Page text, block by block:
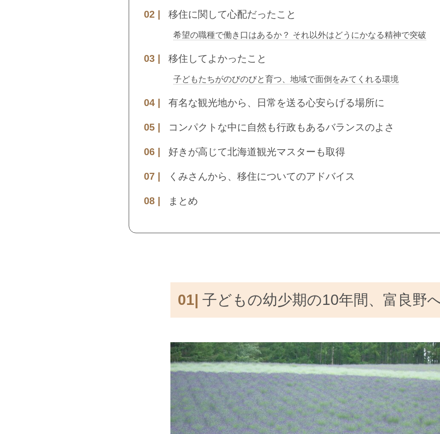
移住に関して心配だったこと
希望の職種で働き口はあるか？ それ以外はどうにかなる精神で突破
移住してよかったこと
子どもたちがのびのびと育つ、地域で面倒をみてくれる環境
有名な観光地から、日常を送る心安らげる場所に
コンパクトな中に自然も行政もあるバランスのよさ
好きが高じて北海道観光マスターも取得
くみさんから、移住についてのアドバイス
まとめ
01| 子どもの幼少期の10年間、富良野